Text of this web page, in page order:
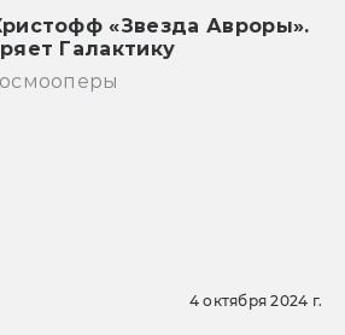
«Звезда Авроры».
Галактику
4 октября 2024 г.